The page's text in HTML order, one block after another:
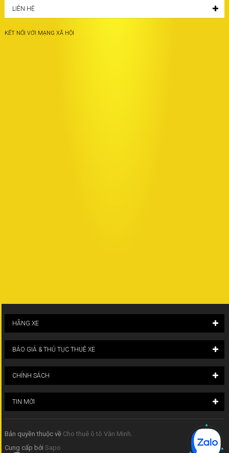
LIÊN HỆ
KẾT NỐI VỚI MẠNG XÃ HỘI
HÃNG XE
BÁO GIÁ & THỦ TỤC THUÊ XE
CHÍNH SÁCH
TIN MỚI
Bản quyền thuộc về Cho thuê ô tô Văn Minh
Cung cấp bởi Sapo